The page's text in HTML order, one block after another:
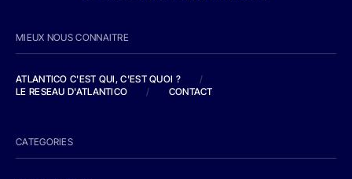
MIEUX NOUS CONNAITRE
ATLANTICO C'EST QUI, C'EST QUOI ?
/
LE RESEAU D'ATLANTICO
/ CONTACT
CATEGORIES